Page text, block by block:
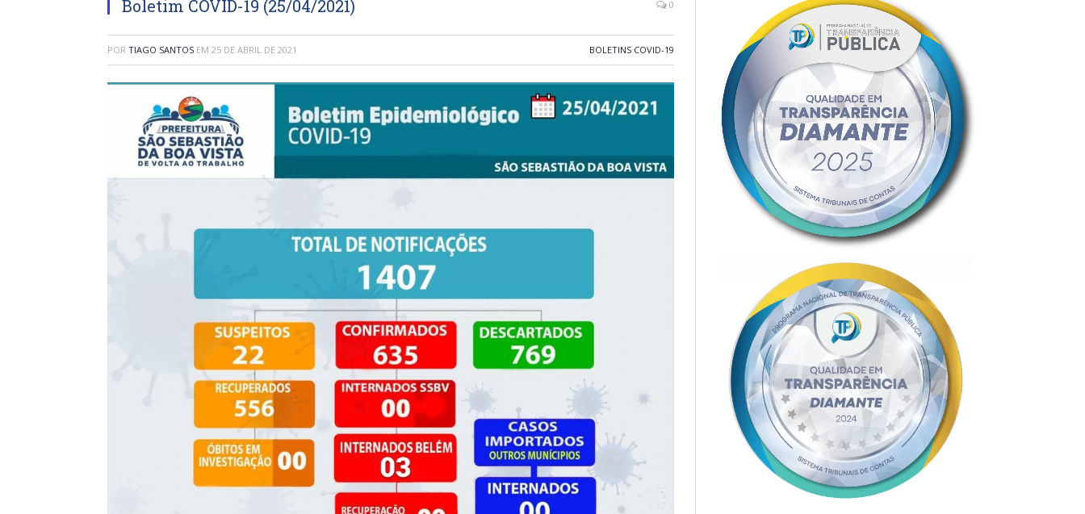
Boletim COVID-19 (25/04/2021) 0
POR TIAGO SANTOS EM 25 DE ABRIL DE 2021 BOLETINS COVID-19